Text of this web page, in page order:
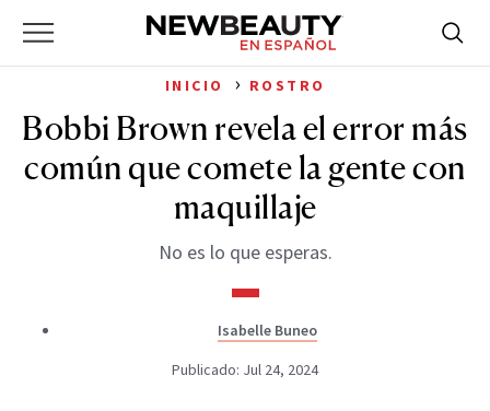
Primary
NewBeauty
for:
INICIO › ROSTRO
Bobbi Brown revela el error más
común que comete la gente con
maquillaje
No es lo que esperas.
Isabelle Buneo
Publicado: Jul 24, 2024